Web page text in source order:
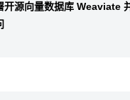
开源向量数据库 Weaviate